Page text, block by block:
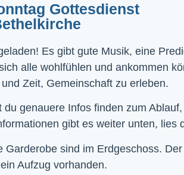
Gottesdienst
Es gibt gute Musik, eine
alle wohlfühlen und ankommen
Zeit, Gemeinschaft zu erleben.
genauere Infos finden zum
gibt es weiter unten, lies
Garderobe sind im Erdgeschoss.
Aufzug vorhanden.